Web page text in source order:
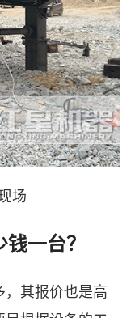
场
一台？
其报价也是高